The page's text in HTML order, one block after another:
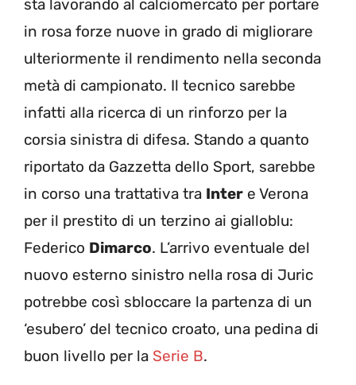
sta lavorando al calciomercato per portare
in rosa forze nuove in grado di migliorare
ulteriormente il rendimento nella seconda
metà di campionato. Il tecnico sarebbe
infatti alla ricerca di un rinforzo per la
corsia sinistra di difesa. Stando a quanto
riportato da Gazzetta dello Sport, sarebbe
in corso una trattativa tra Inter e Verona
per il prestito di un terzino ai gialloblu:
Federico Dimarco. L’arrivo eventuale del
nuovo esterno sinistro nella rosa di Juric
potrebbe così sbloccare la partenza di un
‘esubero’ del tecnico croato, una pedina di
buon livello per la Serie B.